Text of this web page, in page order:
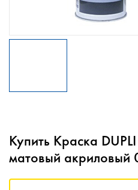
Купить Краска
матовый